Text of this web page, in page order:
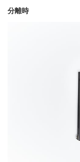
分離時